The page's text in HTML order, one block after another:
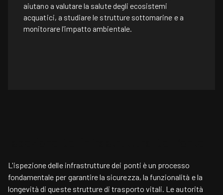
aiutano a valutare la salute degli ecosistemi
acquatici, a studiare le strutture sottomarine e a
monitorare l'impatto ambientale.
L'ispezione delle infrastrutture dei ponti è un processo
fondamentale per garantire la sicurezza, la funzionalità e la
longevità di queste strutture di trasporto vitali. Le autorità